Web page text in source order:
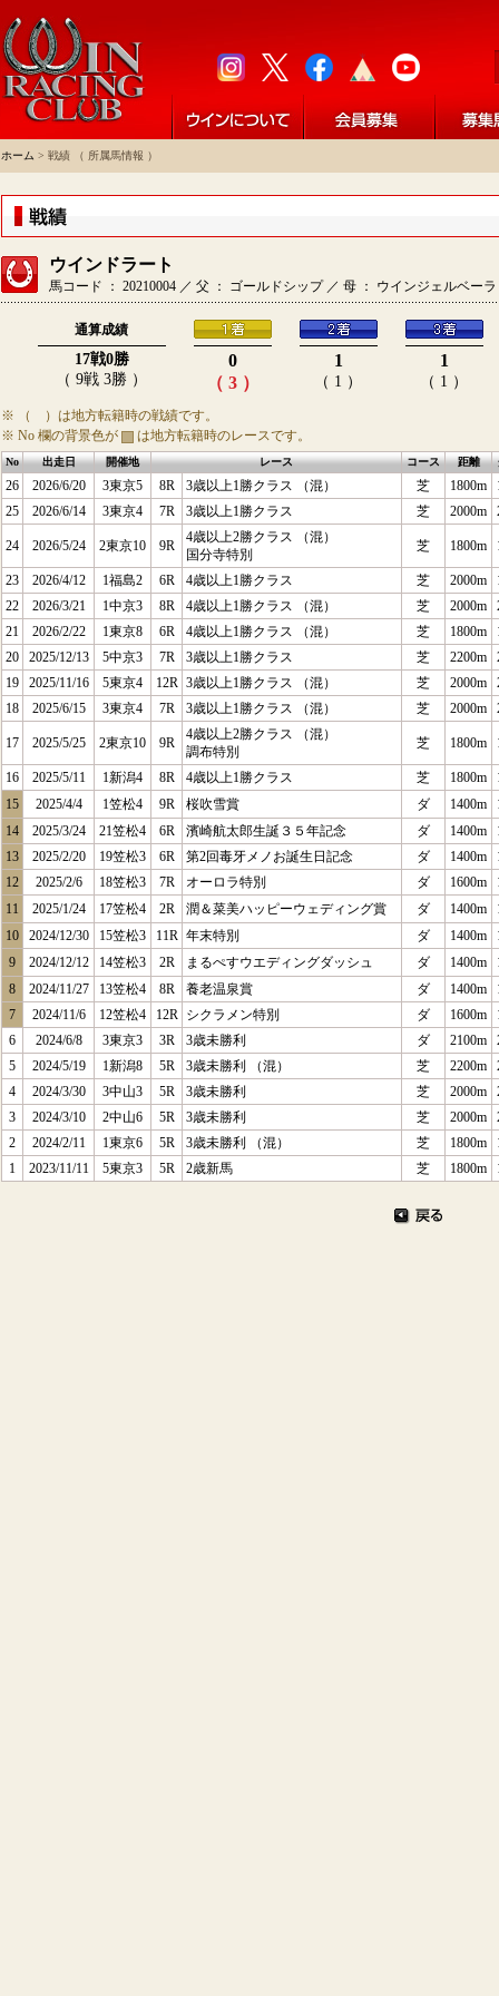
ホーム > 戦績 （ 所属馬情報 ）
ウインドラート
馬コード ： 20210004 ／ 父 ： ゴールドシップ ／ 母 ： ウインジェルベー
通算成績
17戦0勝
（ 9戦 3勝 ）
0
（ 3 ）
1
（ 1 ）
1
（ 1 ）
※ （ ）は地方転籍時の戦績です。
※ No 欄の背景色が
は地方転籍時のレースです。
No 出走日 開催地 レース コース 距離
26 2026/6/20 3東京5 8R 3歳以上1勝クラス （混） 芝 1800m
25
2026/6/14 3東京4 7R 3歳以上1勝クラス 芝 2000m
24 2026/5/24 2東京10 9R
4歳以上2勝クラス （混）
国分寺特別
芝 1800m
23 2026/4/12 1福島2 6R 4歳以上1勝クラス 芝 2000m
22
2026/3/21 1中京3 8R 4歳以上1勝クラス （混） 芝 2000m
21
2026/2/22 1東京8 6R 4歳以上1勝クラス （混） 芝 1800m
20
2025/12/13 5中京3 7R 3歳以上1勝クラス 芝 2200m
19
2025/11/16 5東京4 12R 3歳以上1勝クラス （混） 芝 2000m
18
2025/6/15 3東京4 7R 3歳以上1勝クラス （混） 芝 2000m
17 2025/5/25 2東京10 9R
4歳以上2勝クラス （混）
調布特別
芝 1800m
16 2025/5/11 1新潟4 8R 4歳以上1勝クラス 芝 1800m
15
2025/4/4 1笠松4 9R 桜吹雪賞 ダ 1400m
14
2025/3/24 21笠松4 6R 濱崎航太郎生誕３５年記念 ダ 1400m
13
2025/2/20 19笠松3 6R 第2回毒牙メノお誕生日記念 ダ 1400m
12
2025/2/6 18笠松3 7R オーロラ特別 ダ 1600m
11
2025/1/24 17笠松4 2R 潤＆菜美ハッピーウェディング賞 ダ 1400m
10
2024/12/30 15笠松3 11R 年末特別 ダ 1400m
9
2024/12/12 14笠松3 2R まるぺすウエディングダッシュ ダ 1400m
8
2024/11/27 13笠松4 8R 養老温泉賞 ダ 1400m
7
2024/11/6 12笠松4 12R シクラメン特別 ダ 1600m
6
2024/6/8 3東京3 3R 3歳未勝利 ダ 2100m
5
2024/5/19 1新潟8 5R 3歳未勝利 （混） 芝 2200m
4
2024/3/30 3中山3 5R 3歳未勝利 芝 2000m
3
2024/3/10 2中山6 5R 3歳未勝利 芝 2000m
2
2024/2/11 1東京6 5R 3歳未勝利 （混） 芝 1800m
1
2023/11/11 5東京3 5R 2歳新馬 芝 1800m